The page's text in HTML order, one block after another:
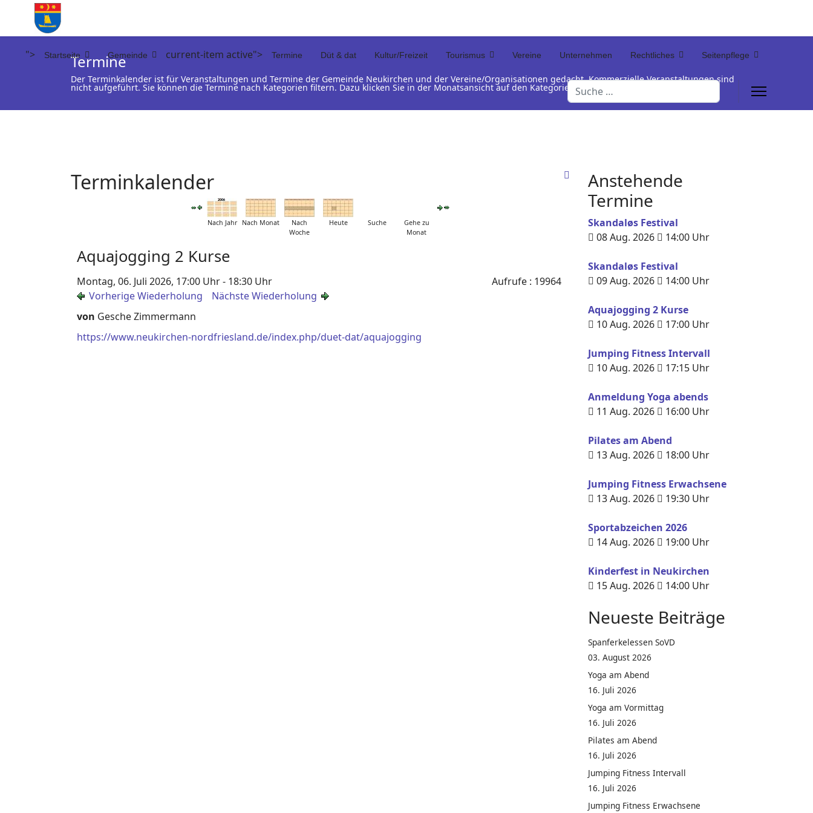
"> Startseite Gemeinde current-item active"> Termine Düt & dat Kultur/Freizeit Tourismus Vereine Unternehmen Rechtliches Seitenpflege
Suchen
Termine
Der Terminkalender ist für Veranstaltungen und Termine der Gemeinde Neukirchen und der Vereine/Organisationen gedacht. Kommerzielle Veranstaltungen sind
nicht aufgeführt. Sie können die Termine nach Kategorien filtern. Dazu klicken Sie in der Monatsansicht auf den Kategorienamen unterhalb der Termintabelle
Terminkalender
Nach Jahr Nach Monat
Nach
Woche
Heute Suche
Gehe zu
Monat
Aquajogging 2 Kurse
Montag, 06. Juli 2026, 17:00 Uhr - 18:30 Uhr
Vorherige Wiederholung
Nächste Wiederholung
Aufrufe: 19964
von Gesche Zimmermann
https://www.neukirchen-nordfriesland.de/index.php/duet-dat/aquajogging
Anstehende
Termine
Skandaløs Festival
08 Aug. 2026
14:00 Uhr
Skandaløs Festival
09 Aug. 2026
14:00 Uhr
Aquajogging 2 Kurse
10 Aug. 2026
17:00 Uhr
Jumping Fitness Intervall
10 Aug. 2026
17:15 Uhr
Anmeldung Yoga abends
11 Aug. 2026
16:00 Uhr
Pilates am Abend
13 Aug. 2026
18:00 Uhr
Jumping Fitness Erwachsene
13 Aug. 2026
19:30 Uhr
Sportabzeichen 2026
14 Aug. 2026
19:00 Uhr
Kinderfest in Neukirchen
15 Aug. 2026
14:00 Uhr
Neueste Beiträge
Spanferkelessen SoVD
03. August 2026
Yoga am Abend
16. Juli 2026
Yoga am Vormittag
16. Juli 2026
Pilates am Abend
16. Juli 2026
Jumping Fitness Intervall
16. Juli 2026
Jumping Fitness Erwachsene